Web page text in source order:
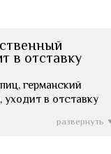
в отставку
германский
в отставку
развернуть